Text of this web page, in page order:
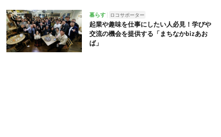
暮らす ロコサポーター
起業や趣味を仕事にしたい人必見！学びや
交流の機会を提供する「まちなかbizあお
ば」